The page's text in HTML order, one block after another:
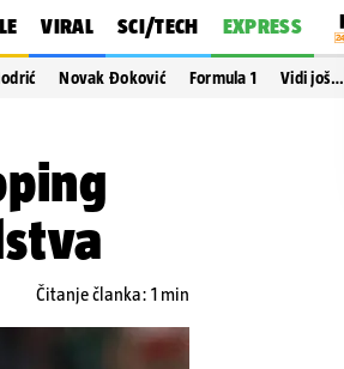
VIRAL SCI/TECH EXPRESS
Novak Đoković Formula 1 Vidi još…
Čitanje članka: 1 min